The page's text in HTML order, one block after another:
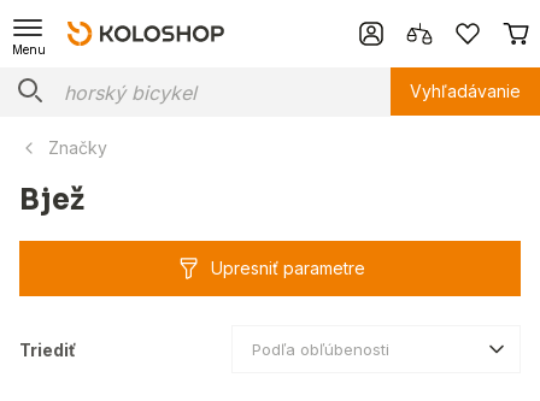
Menu
Vyhľadávanie
Značky
Bjež
Upresniť parametre
Triediť Podľa obľúbenosti